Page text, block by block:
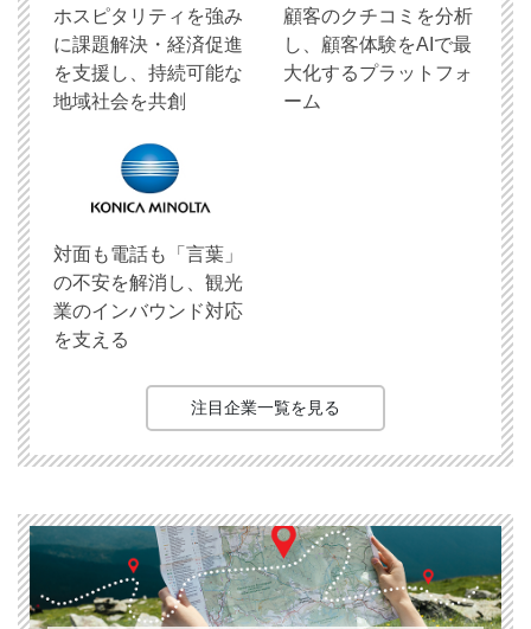
ホスピタリティを強み
に課題解決・経済促進
を支援し、持続可能な
地域社会を共創
顧客のクチコミを分析
し、顧客体験をAIで最
大化するプラットフォ
ーム
対面も電話も「言葉」
の不安を解消し、観光
業のインバウンド対応
を支える
注目企業一覧を見る